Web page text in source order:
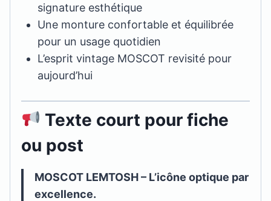
signature esthétique
Une monture confortable et équilibrée
pour un usage quotidien
L’esprit vintage MOSCOT revisité pour
aujourd’hui
Texte court pour fiche
ou post
MOSCOT LEMTOSH – L’icône optique par
excellence.